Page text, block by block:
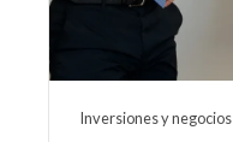
Inversiones y negocios